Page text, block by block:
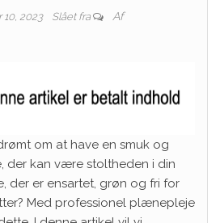
2023 Slået fra Af
om at have en smuk og
kan være stoltheden i din
der er ensartet, grøn og fri for
Med professionel plænepleje